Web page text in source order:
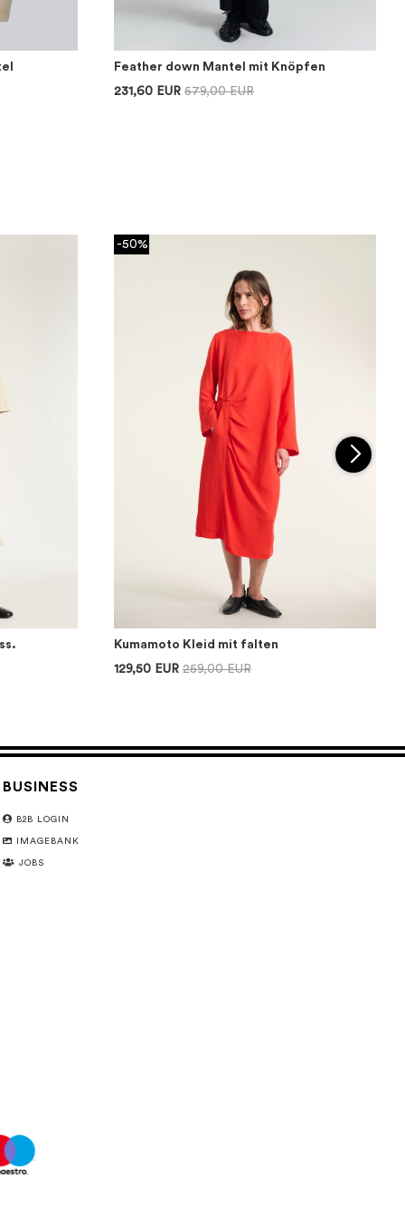
Feather down Mantel mit Knöpfen
231,60 EUR 579,00 EUR
-50%
Kumamoto Kleid mit falten
129,50 EUR 259,00 EUR
BUSINESS
B2B LOGIN
IMAGEBANK
JOBS